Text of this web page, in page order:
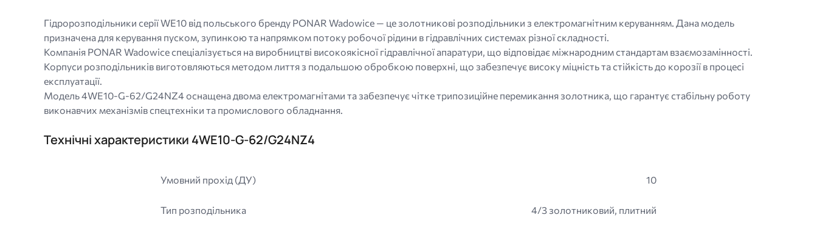
Гідророзподільники серії WE10 від польського бренду PONAR Wadowice — це золотникові розподільники з електромагнітним керуванням. Дана модель
призначена для керування пуском, зупинкою та напрямком потоку робочої рідини в гідравлічних системах різної складності.
Компанія PONAR Wadowice спеціалізується на виробництві високоякісної гідравлічної апаратури, що відповідає міжнародним стандартам взаємозамінності.
Корпуси розподільників виготовляються методом лиття з подальшою обробкою поверхні, що забезпечує високу міцність та стійкість до корозії в процесі
експлуатації.
Модель 4WE10-G-62/G24NZ4 оснащена двома електромагнітами та забезпечує чітке трипозиційне перемикання золотника, що гарантує стабільну роботу
виконавчих механізмів спецтехніки та промислового обладнання.
Технічні характеристики 4WE10-G-62/G24NZ4
Умовний прохід (ДУ) 10
Тип розподільника 4/3 золотниковий, плитний